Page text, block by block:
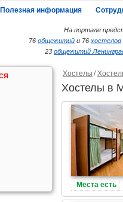
Полезная информация
На портале
76 общежитий и 76 хостелов
23 общежитий
Хостелы
Хостелы в
Места есть